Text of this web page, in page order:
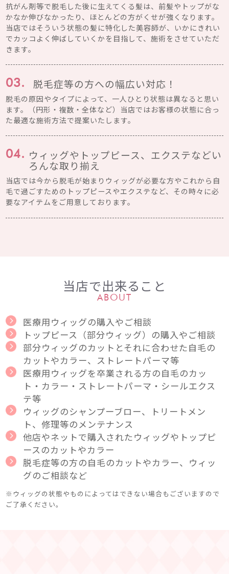
抗がん剤等で脱毛した後に生えてくる髪は、前髪やトップがな
かなか伸びなかったり、ほとんどの方がくせが強くなります。
当店ではそういう状態の髪に特化した美容師が、いかにきれい
でカッコよく伸ばしていくかを目指して、施術をさせていただ
きます。
03. 脱毛症等の方への幅広い対応！
脱毛の原因やタイプによって、一人ひとり状態は異なると思い
ます。（円形・複数・全体など）当店ではお客様の状態に合っ
た最適な施術方法で提案いたします。
04. ウィッグやトップピース、エクステなどい
ろんな取り揃え
当店では今から脱毛が始まりウィッグが必要な方やこれから自
毛で過ごすためのトップピースやエクステなど、その時々に必
要なアイテムをご用意しております。
ABOUT
当店で出来ること
医療用ウィッグの購入やご相談
トップピース（部分ウィッグ）の購入やご相談
部分ウィッグのカットとそれに合わせた自毛の
カットやカラー、ストレートパーマ等
医療用ウィッグを卒業される方の自毛のカッ
ト・カラー・ストレートパーマ・シールエクス
テ等
ウィッグのシャンプーブロー、トリートメン
ト、修理等のメンテナンス
他店やネットで購入されたウィッグやトップピ
ースのカットやカラー
脱毛症等の方の自毛のカットやカラー、ウィッ
グのご相談など
※ウィッグの状態やものによってはできない場合もございますので
ご了承ください。